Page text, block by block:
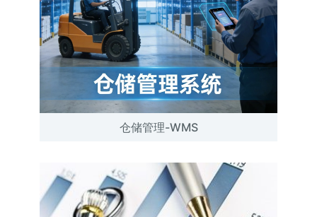
仓储管理-WMS